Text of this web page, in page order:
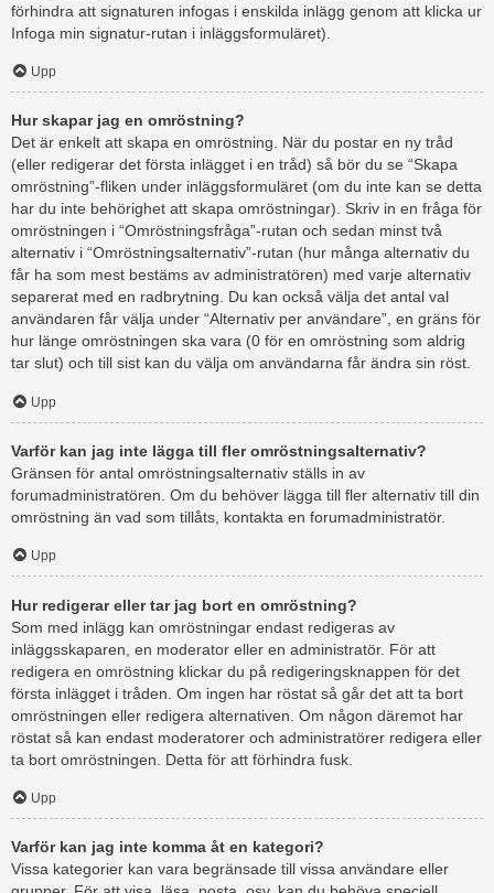
förhindra att signaturen infogas i enskilda inlägg genom att klicka ur
Infoga min signatur-rutan i inläggsformuläret).
Upp
Hur skapar jag en omröstning?
Det är enkelt att skapa en omröstning. När du postar en ny tråd
(eller redigerar det första inlägget i en tråd) så bör du se “Skapa
omröstning”-fliken under inläggsformuläret (om du inte kan se detta
har du inte behörighet att skapa omröstningar). Skriv in en fråga för
omröstningen i “Omröstningsfråga”-rutan och sedan minst två
alternativ i “Omröstningsalternativ”-rutan (hur många alternativ du
får ha som mest bestäms av administratören) med varje alternativ
separerat med en radbrytning. Du kan också välja det antal val
användaren får välja under “Alternativ per användare”, en gräns för
hur länge omröstningen ska vara (0 för en omröstning som aldrig
tar slut) och till sist kan du välja om användarna får ändra sin röst.
Upp
Varför kan jag inte lägga till fler omröstningsalternativ?
Gränsen för antal omröstningsalternativ ställs in av
forumadministratören. Om du behöver lägga till fler alternativ till din
omröstning än vad som tillåts, kontakta en forumadministratör.
Upp
Hur redigerar eller tar jag bort en omröstning?
Som med inlägg kan omröstningar endast redigeras av
inläggsskaparen, en moderator eller en administratör. För att
redigera en omröstning klickar du på redigeringsknappen för det
första inlägget i tråden. Om ingen har röstat så går det att ta bort
omröstningen eller redigera alternativen. Om någon däremot har
röstat så kan endast moderatorer och administratörer redigera eller
ta bort omröstningen. Detta för att förhindra fusk.
Upp
Varför kan jag inte komma åt en kategori?
Vissa kategorier kan vara begränsade till vissa användare eller